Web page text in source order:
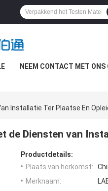
NEEM CONTACT MET ONS
Installatie Ter Plaatse En
de Diensten van
Productdetails:
Plaats van herkomst:
Merknaam: